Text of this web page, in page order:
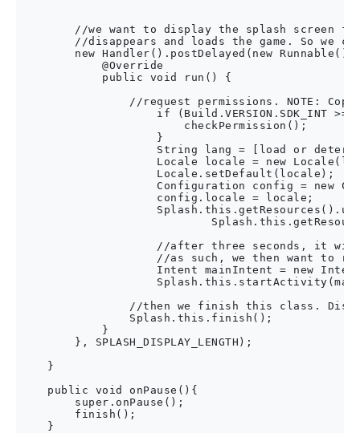
//we want to display the splash screen
//disappears and loads the game. So we
new Handler().postDelayed(new Runnable()
            @Override
            public void run() {
//request permissions. NOTE:
if (Build.VERSION.SDK_INT >=
                        checkPermission();
                    }
String lang = [load or
Locale locale = new
                    Locale.setDefault(locale);
Configuration config = new
                    config.locale = locale;
//after three seconds, it
//as such, we then want to
Intent mainIntent = new
//then we finish this class.
                Splash.this.finish();
            }
        }, SPLASH_DISPLAY_LENGTH);
    }
    public void onPause(){
        super.onPause();
        finish();
    }